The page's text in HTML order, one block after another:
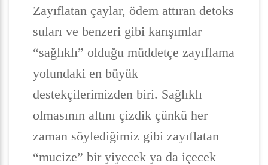
Zayıflatan çaylar, ödem attıran detoks
suları ve benzeri gibi karışımlar
“sağlıklı” olduğu müddetçe zayıflama
yolundaki en büyük
destekçilerimizden biri. Sağlıklı
olmasının altını çizdik çünkü her
zaman söylediğimiz gibi zayıflatan
“mucize” bir yiyecek ya da içecek